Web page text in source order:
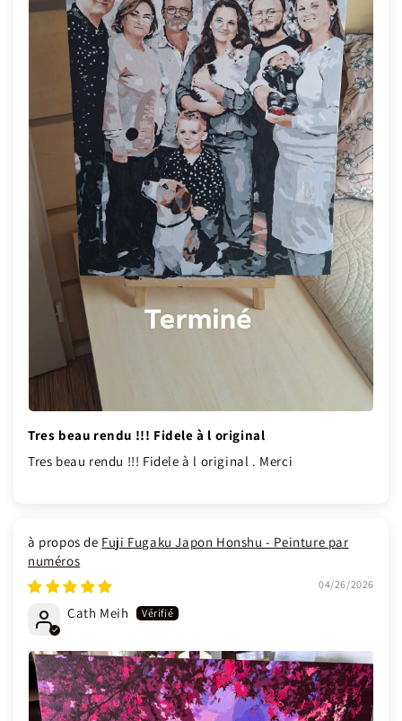
Tres beau rendu !!! Fidele à l original
Tres beau rendu !!! Fidele à l original . Merci
Fuji Fugaku Japon Honshu - Peinture par
numéros
04/26/2026
Cath Meih